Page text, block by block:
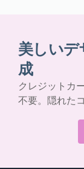
美しい
成
クレジットカ
不要。隠れた